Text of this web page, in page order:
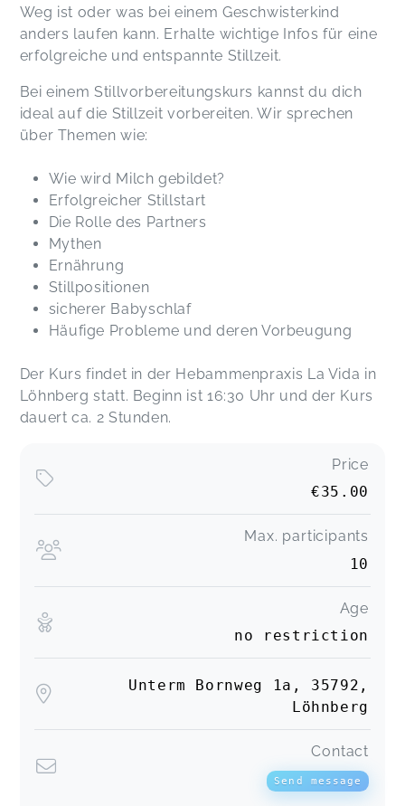
Weg ist oder was bei einem Geschwisterkind
anders laufen kann. Erhalte wichtige Infos für eine
erfolgreiche und entspannte Stillzeit.
Bei einem Stillvorbereitungskurs kannst du dich
ideal auf die Stillzeit vorbereiten. Wir sprechen
über Themen wie:
Wie wird Milch gebildet?
Erfolgreicher Stillstart
Die Rolle des Partners
Mythen
Ernährung
Stillpositionen
sicherer Babyschlaf
Häufige Probleme und deren Vorbeugung
Der Kurs findet in der Hebammenpraxis La Vida in
Löhnberg statt. Beginn ist 16:30 Uhr und der Kurs
dauert ca. 2 Stunden.
Price
€35.00
Max. participants
10
Age
no restriction
Unterm Bornweg 1a, 35792,
Löhnberg
Contact
Send message